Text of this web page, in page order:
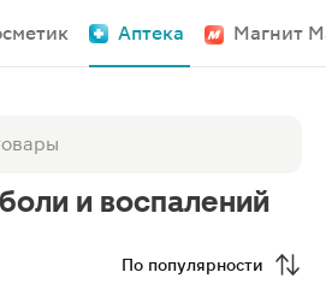
Аптека Магнит
и воспалений
По популярности